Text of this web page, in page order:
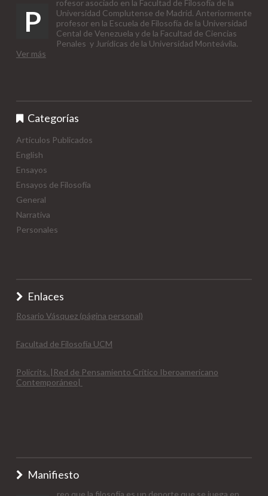
P
rofesor asociado en la Facultad de Filosofía de la
Universidad Complutense de Madrid. Anteriormente
profesor en la Escuela de Filosofía de la Universidad
Cental de Venezuela y de la Facultad de Ciencias
Penales y Jurídicas de la Universidad Monteávila.
Ver más
Categorías
Artículos Publicados
English
Ensayos
Ensayos de Filosofía
General
Narrativa
Personales
Enlaces
Rosario Vásquez (página personal)
Facultad de Filosofía UCM
Policrits. |Red de Pensamiento Crítico Iberoamericano
Contemporáneo|
Manifiesto